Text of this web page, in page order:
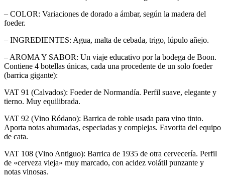
– COLOR: Variaciones de dorado a ámbar, según la madera del
foeder.
– INGREDIENTES: Agua, malta de cebada, trigo, lúpulo añejo.
– AROMA Y SABOR: Un viaje educativo por la bodega de Boon.
Contiene 4 botellas únicas, cada una procedente de un solo foeder
(barrica gigante):
VAT 91 (Calvados): Foeder de Normandía. Perfil suave, elegante y
tierno. Muy equilibrada.
VAT 92 (Vino Ródano): Barrica de roble usada para vino tinto.
Aporta notas ahumadas, especiadas y complejas. Favorita del equipo
de cata.
VAT 108 (Vino Antiguo): Barrica de 1935 de otra cervecería. Perfil
de «cerveza vieja» muy marcado, con acidez volátil punzante y
notas vinosas.